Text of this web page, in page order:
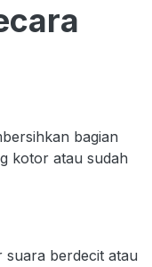
bagian
kotor atau sudah
suara berdecit atau